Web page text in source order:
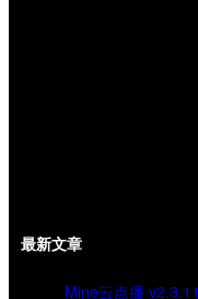
最新文章
Mine云点播 v2.3.11